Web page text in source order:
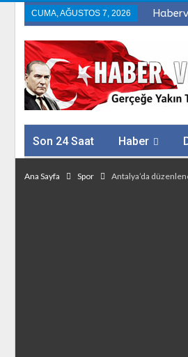
CUMA, AĞUSTOS 7, 2026
Son 24 Saat Haber
Sağlık Firmalar
Ana Sayfa Spor Antalya’da